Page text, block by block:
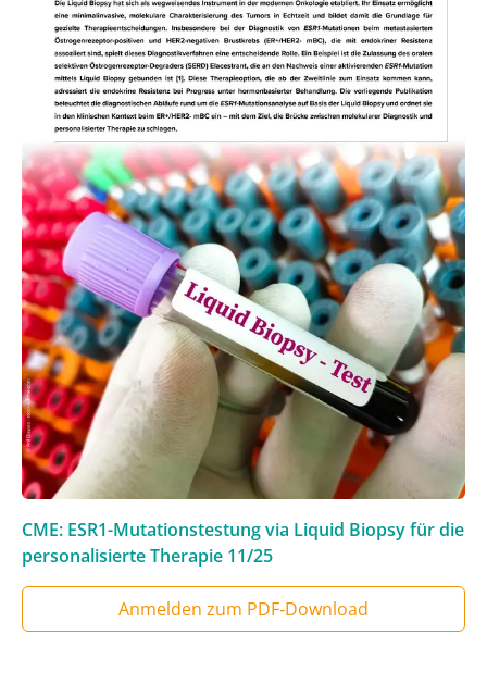
CME: ESR1-Mutationstestung via Liquid Biopsy für die
personalisierte Therapie 11/25
Anmelden zum PDF‑Download